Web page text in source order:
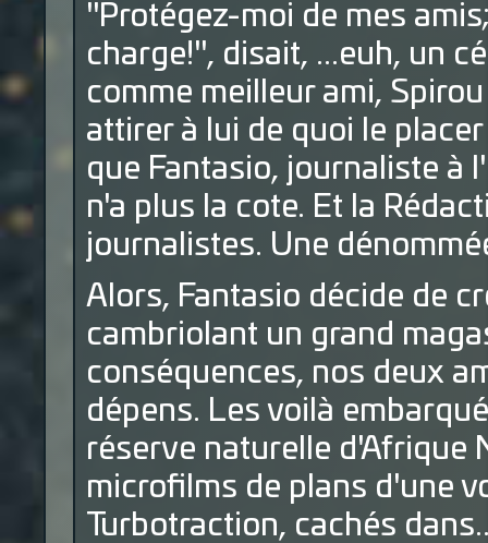
"Protégez-moi de mes
charge!", disait, ...euh, un
comme meilleur ami,
attirer à lui de quoi le
que Fantasio, journaliste à
n'a plus la cote. Et la
journalistes. Une
Alors, Fantasio décide de
cambriolant un grand
conséquences, nos deux
dépens. Les voilà
réserve naturelle d'Afrique
microfilms de plans d'une
Turbotraction, cachés